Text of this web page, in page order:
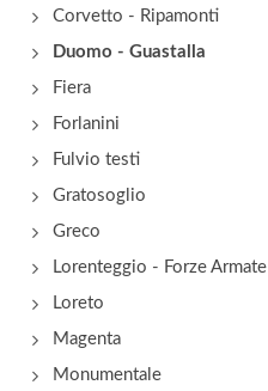
Corvetto - Ripamonti
Duomo - Guastalla
Fiera
Forlanini
Fulvio testi
Gratosoglio
Greco
Lorenteggio - Forze Armate
Loreto
Magenta
Monumentale